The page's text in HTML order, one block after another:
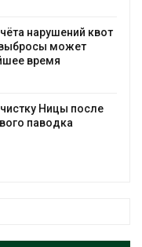
нарушений квот
может
время
Ницы после
паводка